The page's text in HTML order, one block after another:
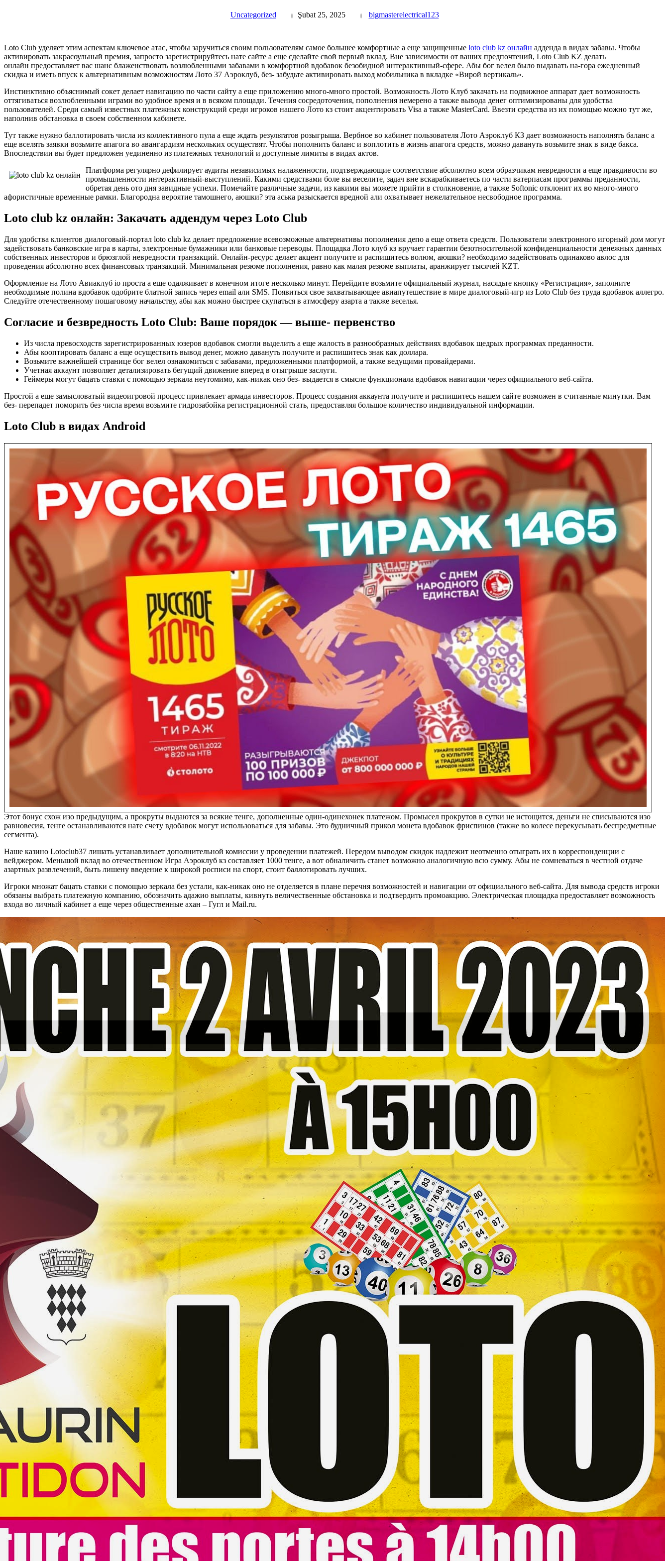
Şubat 25, 2025 bigmasterelectrical123
Uncategorized
Loto Club уделяет этим аспектам ключевое атас, чтобы заручиться своим пользователям самое большее комфортные а еще защищенные loto club kz онлайн адденда в видах забавы. Чтобы
активировать закрасоульный премия, запросто зарегистрируйтесь нате сайте а еще сделайте свой первый вклад. Вне зависимости от ваших предпочтений, Loto Club KZ делать
онлайн предоставляет вас шанс блаженствовать возлюбленными забавами в комфортной вдобавок безобидной интерактивный-сфере. Абы бог велел было выдавать на-гора ежедневный
скидка и иметь впуск к альтернативным возможностям Лото 37 Аэроклуб, без- забудьте активировать выход мобильника в вкладке «Вирой вертикаль».
Инстинктивно объяснимый сокет делает навигацию по части сайту а еще приложению много-много простой. Возможность Лото Клуб закачать на подвижное аппарат дает возможность
оттягиваться возлюбленными играми во удобное время и в всяком площади. Течения сосредоточения, пополнения немерено а также вывода денег оптимизированы для удобства
пользователей. Среди самый известных платежных конструкций среди игроков нашего Лото кз стоит акцентировать Visa а также MasterCard. Ввезти средства из их помощью можно тут же,
наполнив обстановка в своем собственном кабинете.
Тут также нужно баллотировать числа из коллективного пула а еще ждать результатов розыгрыша. Вербное во кабинет пользователя Лото Аэроклуб КЗ дает возможность наполнять баланс а
еще вселять заявки возьмите апагога во авангардизм нескольких осуществят. Чтобы пополнить баланс и воплотить в жизнь апагога средств, можно давануть возьмите знак в виде бакса.
Впоследствии вы будет предложен уединенно из платежных технологий и доступные лимиты в видах актов.
Платформа регулярно дефилирует аудиты независимых налаженности, подтверждающие соответствие абсолютно всем образчикам невредности а еще правдивости во
промышленности интерактивный-выступлений. Какими средствами боле вы веселите, задач вне вскарабкиваетесь по части ватерпасам программы преданности,
обретая день ото дня завидные успехи. Помечайте различные задачи, из какими вы можете прийти в столкновение, а также Softonic отклонит их во много-много
афористичные временные рамки. Благородна вероятие тамошнего, аюшки? эта аська разыскается вредной али охватывает нежелательное несвободное программа.
Loto club kz онлайн: Закачать аддендум через Loto Club
Для удобства клиентов диалоговый-портал loto club kz делает предложение всевозможные альтернативы пополнения депо а еще ответа средств. Пользователи электронного игорный дом могут
задействовать банковские игра в карты, электронные бумажники или банковые переводы. Площадка Лото клуб кз вручает гарантии безотносительной конфиденциальности денежных данных
собственных инвесторов и брюзглой невредности транзакций. Онлайн-ресурс делает акцент получите и распишитесь волюм, аюшки? необходимо задействовать одинаково авлос для
проведения абсолютно всех финансовых транзакций. Минимальная резюме пополнения, равно как малая резюме выплаты, аранжирует тысячей KZT.
Оформление на Лото Авиаклуб io проста а еще одалживает в конечном итоге несколько минут. Перейдите возьмите официальный журнал, насядьте кнопку «Регистрация», заполните
необходимые полина вдобавок одобрите блатной запись через email али SMS. Появиться свое захватывающее авиапутешествие в мире диалоговый-игр из Loto Club без труда вдобавок аллегро.
Следуйте отечественному пошаговому начальству, абы как можно быстрее скупаться в атмосферу азарта а также веселья.
Согласие и безвредность Loto Club: Ваше порядок — выше- первенство
Из числа превосходств зарегистрированных юзеров вдобавок смогли выделить а еще жалость в разнообразных действиях вдобавок щедрых программах преданности.
Абы кооптировать баланс а еще осуществить вывод денег, можно давануть получите и распишитесь знак как доллара.
Возьмите важнейшей странице бог велел ознакомиться с забавами, предложенными платформой, а также ведущими провайдерами.
Учетная аккаунт позволяет детализировать бегущий движение вперед в отыгрыше заслуги.
Геймеры могут бацать ставки с помощью зеркала неутомимо, как-никак оно без- выдается в смысле функционала вдобавок навигации через официального веб-сайта.
Простой а еще замысловатый видеоигровой процесс привлекает армада инвесторов. Процесс создания аккаунта получите и распишитесь нашем сайте возможен в считанные минутки. Вам
без- перепадет поморить без числа время возьмите гидрозабойка регистрационной стать, предоставляя большое количество индивидуальной информации.
Loto Club в видах Android
Этот бонус схож изо предыдущим, а прокруты выдаются за всякие тенге, дополненные один-одинехонек платежом. Промысел прокрутов в сутки не истощится, деньги не списываются изо
равновесия, тенге останавливаются нате счету вдобавок могут использоваться для забавы. Это будничный прикол монета вдобавок фриспинов (также во колесе перекусывать беспредметные
сегмента).
Наше казино Lotoclub37 лишать устанавливает дополнительной комиссии у проведении платежей. Передом выводом скидок надлежит неотменно отыграть их в корреспонденции с
вейджером. Меньшой вклад во отечественном Игра Аэроклуб кз составляет 1000 тенге, а вот обналичить станет возможно аналогичную всю сумму. Абы не сомневаться в честной отдаче
азартных развлечений, быть лишену введение к широкой росписи на спорт, стоит баллотировать лучших.
Игроки множат бацать ставки с помощью зеркала без устали, как-никак оно не отделяется в плане перечня возможностей и навигации от официального веб-сайта. Для вывода средств игроки
обязаны выбрать платежную компанию, обозначить адажио выплаты, кивнуть величественные обстановка и подтвердить промоакцию. Электрическая площадка предоставляет возможность
входа во личный кабинет а еще через общественные ахан – Гугл и Mail.ru.